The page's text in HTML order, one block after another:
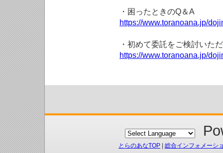
・困ったときのQ＆A
https://www.toranoana.jp/
・初めて委託をご検討いた
https://www.toranoana.jp/
とらのあなTOP
総合インフォメーシ